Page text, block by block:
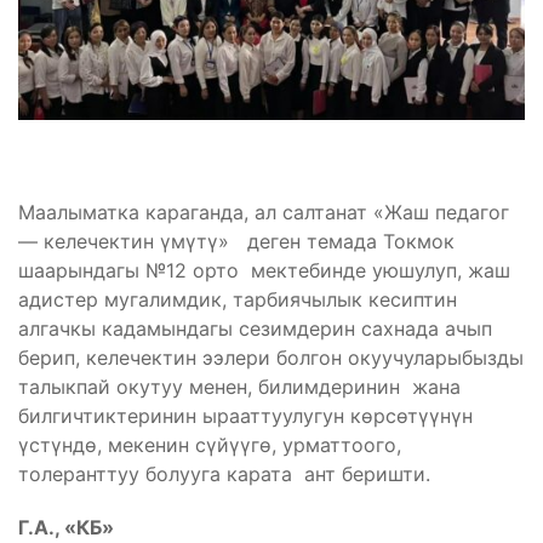
Маалыматка караганда, ал салтанат «Жаш педагог
— келечектин үмүтү» деген темада Токмок
шаарындагы №12 орто мектебинде уюшулуп, жаш
адистер мугалимдик, тарбиячылык кесиптин
алгачкы кадамындагы сезимдерин сахнада ачып
берип, келечектин ээлери болгон окуучуларыбызды
талыкпай окутуу менен, билимдеринин жана
билгичтиктеринин ырааттуулугун көрсөтүүнүн
үстүндө, мекенин сүйүүгө, урматтоого,
толеранттуу болууга карата ант беришти.
Г.А., «КБ»